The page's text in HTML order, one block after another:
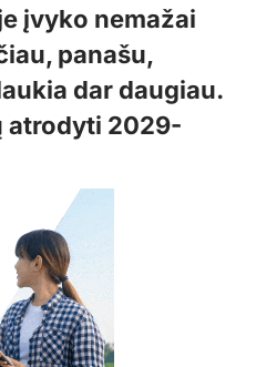
įvyko nemažai
panašu,
dar daugiau.
atrodyti 2029-